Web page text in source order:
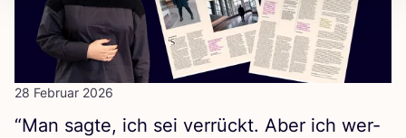
28 Februar 2026
“Man sag­te, ich sei ver­rückt. Aber ich wer­